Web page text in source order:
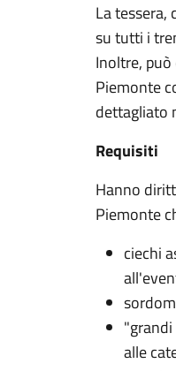
La tessera,
su tutti i
Inoltre,
Piemonte
dettagliato
Requisiti
Hanno
Piemonte
ciechi
alle